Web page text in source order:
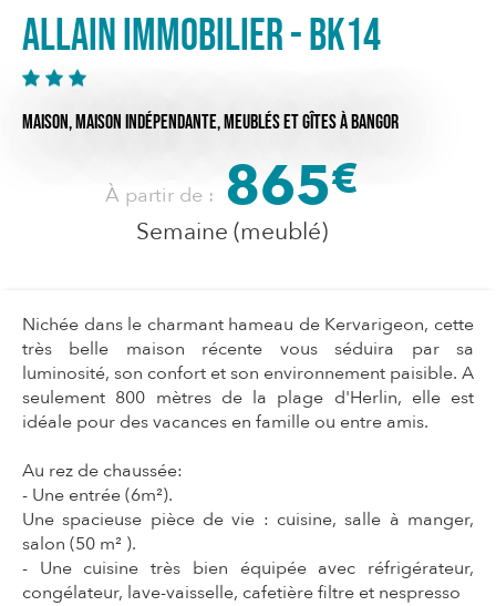
Allain Immobilier - BK14
MAISON,MAISON INDÉPENDANTE,MEUBLÉS ET GÎTESÀ BANGOR
À partir de : 865€
Semaine (meublé)
Nichée dans le charmant hameau de Kervarigeon, cette
très belle maison récente vous séduira par sa
luminosité, son confort et son environnement paisible. A
seulement 800 mètres de la plage d'Herlin, elle est
idéale pour des vacances en famille ou entre amis.
Au rez de chaussée:
- Une entrée (6m²).
Une spacieuse pièce de vie : cuisine, salle à manger,
salon (50 m² ).
- Une cuisine très bien équipée avec réfrigérateur,
congélateur, lave-vaisselle, cafetière filtre et nespresso